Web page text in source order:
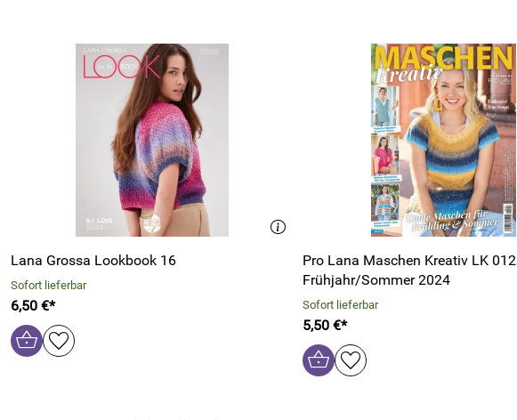
Lana Grossa Lookbook 16
Sofort lieferbar
6,50 €*
Pro Lana Maschen Kreativ LK 012
Frühjahr/Sommer 2024
Sofort lieferbar
5,50 €*